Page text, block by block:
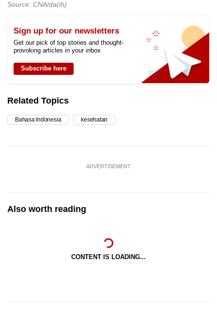
Source: CNA/da(ih)
Sign up for our newsletters
Get our pick of top stories and thought-
provoking articles in your inbox
Subscribe here
Related Topics
Bahasa Indonesia kesehatan
ADVERTISEMENT
Also worth reading
CONTENT IS LOADING...